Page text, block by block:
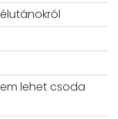
lehet csoda